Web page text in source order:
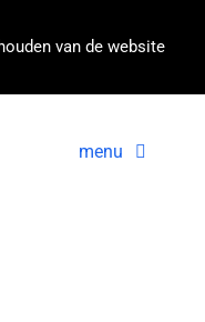
van de website
menu